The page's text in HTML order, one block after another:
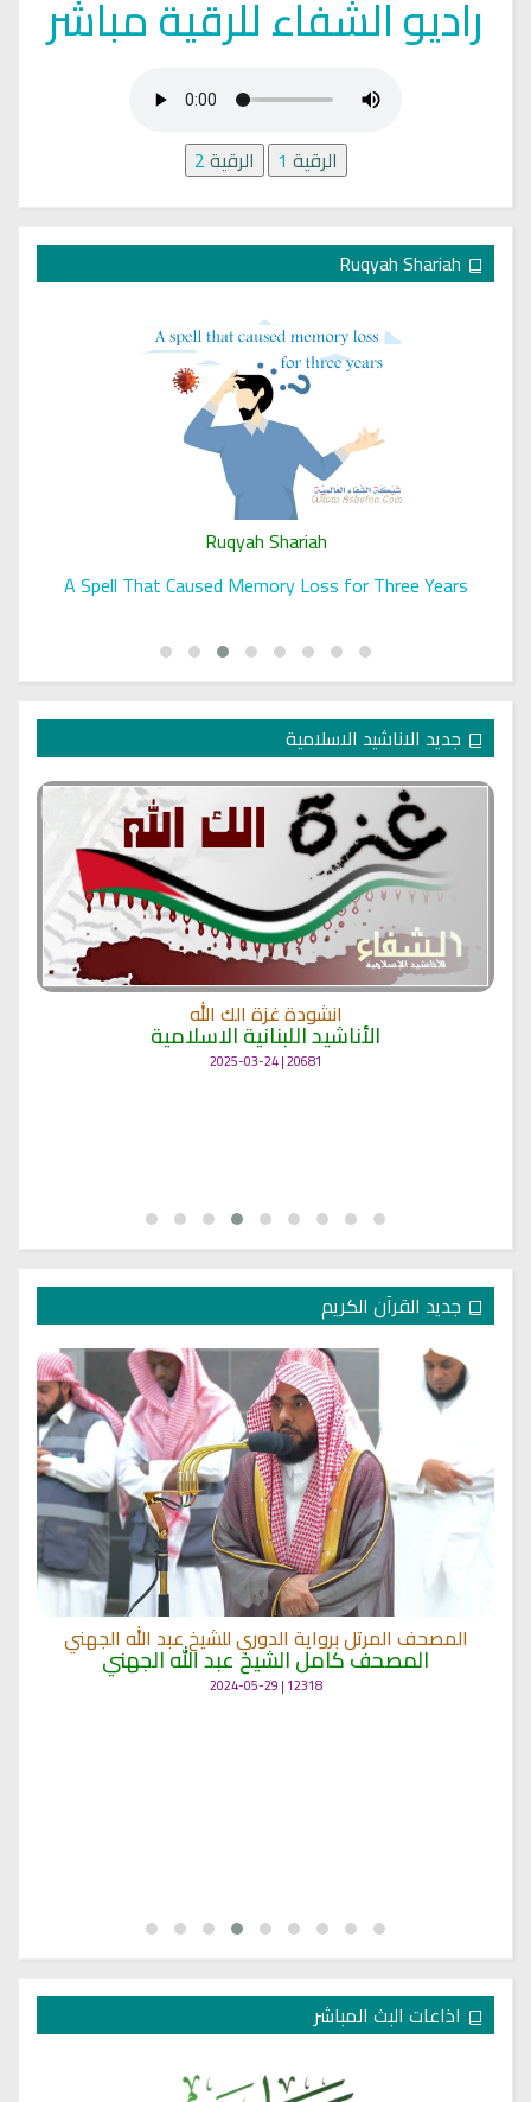
راديو الشفاء للرقية مباشر
الرقية 1 الرقية2
Ruqyah Shariah
A Spell That Caused Memory Loss for Three Years
جديد الاناشيد الاسلامية
انشودة غزة الك الله
الأناشيد اللبنانية الاسلامية
20681 | 2025-03-24
جديد القرآن الكريم
المصحف المرتل برواية الدوري للشيخ عبد الله الجهني
المصحف كامل الشيخ عبد الله الجهني
12318 | 2024-05-29
اذاعات البث المباشر